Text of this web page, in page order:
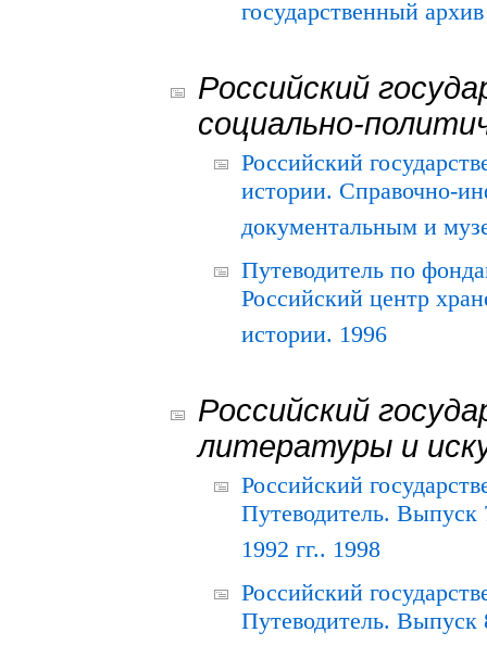
государственный
Российский
социально-
Российский
истории. Справочно-
документальным и
Путеводитель по
Российский центр
истории. 1996
Российский
литературы и
Российский
Путеводитель.
1992 гг.. 1998
Российский
Путеводитель. Выпуск